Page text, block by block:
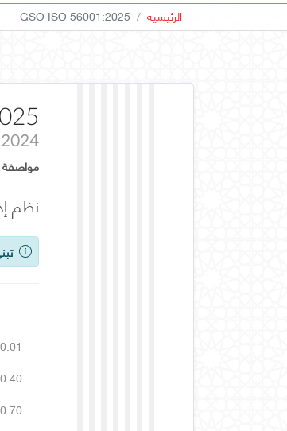
الرئيسية GSO ISO 56001:2025
مواصفة
نظم